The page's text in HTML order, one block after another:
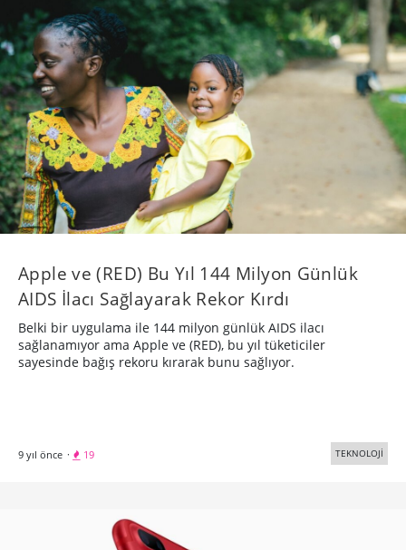
Apple ve (RED) Bu Yıl 144 Milyon Günlük
AIDS İlacı Sağlayarak Rekor Kırdı
Belki bir uygulama ile 144 milyon günlük AIDS ilacı
sağlanamıyor ama Apple ve (RED), bu yıl tüketiciler
sayesinde bağış rekoru kırarak bunu sağlıyor.
9 yıl önce · 19 TEKNOLOJİ